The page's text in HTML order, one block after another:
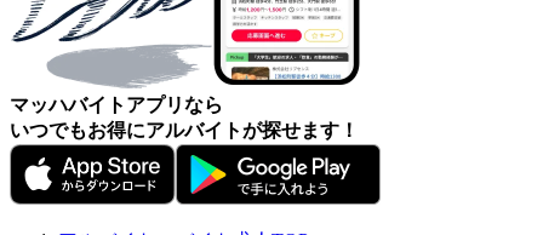
マッハバイトアプリなら
いつでもお得にアルバイトが探せます！